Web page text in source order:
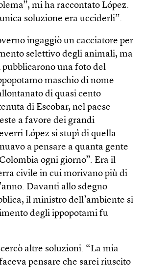
mi ha raccontato López.
soluzione era ucciderli”.
ingaggiò un cacciatore per
selettivo degli animali, ma
una foto del
maschio di nome
di quasi cento
di Escobar, nel paese
a favore dei grandi
López si stupì di quella
a pensare a quanta gente
ogni giorno”. Era il
civile in cui morivano più di
Davanti allo sdegno
il ministro dell’ambiente si
degli ippopotami fu
altre soluzioni. “La mia
pensare che sarei riuscito